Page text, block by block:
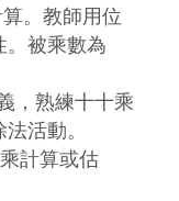
。教師用位
。被乘數為
，熟練十十乘
活動。
計算或估